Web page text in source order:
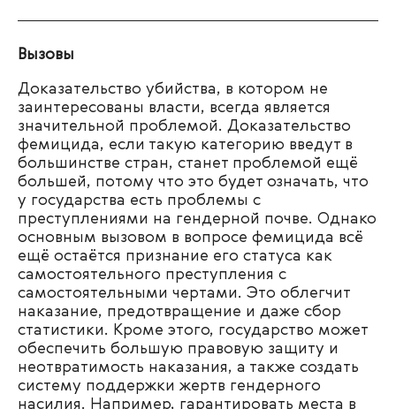
Вызовы
Доказательство убийства, в котором не
заинтересованы власти, всегда является
значительной проблемой. Доказательство
фемицида, если такую категорию введут в
большинстве стран, станет проблемой ещё
большей, потому что это будет означать, что
у государства есть проблемы с
преступлениями на гендерной почве. Однако
основным вызовом в вопросе фемицида всё
ещё остаётся признание его статуса как
самостоятельного преступления с
самостоятельными чертами. Это облегчит
наказание, предотвращение и даже сбор
статистики. Кроме этого, государство может
обеспечить большую правовую защиту и
неотвратимость наказания, а также создать
систему поддержки жертв гендерного
насилия. Например, гарантировать места в